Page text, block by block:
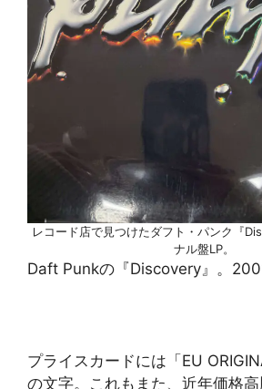
レコード店で見つけたダフト・パンク『
ナル盤LP。
Daft Punkの『Discovery』。
プライスカードには「EU
の文字。これもまた、近年価格